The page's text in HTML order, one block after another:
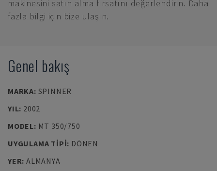
makinesini satın alma fırsatını değerlendirin. Daha
fazla bilgi için bize ulaşın.
Genel bakış
MARKA: SPINNER
YIL: 2002
MODEL: MT 350/750
UYGULAMA TIPI: DÖNEN
YER: ALMANYA